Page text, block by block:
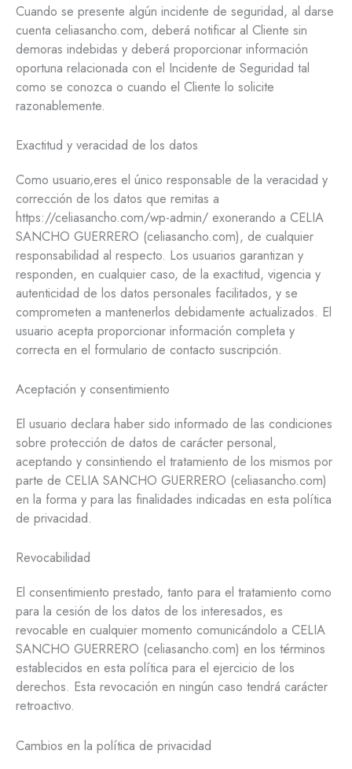
Cuando se presente algún incidente de seguridad, al darse
cuenta celiasancho.com, deberá notificar al Cliente sin
demoras indebidas y deberá proporcionar información
oportuna relacionada con el Incidente de Seguridad tal
como se conozca o cuando el Cliente lo solicite
razonablemente.
Exactitud y veracidad de los datos
Como usuario,eres el único responsable de la veracidad y
corrección de los datos que remitas a
https://celiasancho.com/wp-admin/ exonerando a CELIA
SANCHO GUERRERO (celiasancho.com), de cualquier
responsabilidad al respecto. Los usuarios garantizan y
responden, en cualquier caso, de la exactitud, vigencia y
autenticidad de los datos personales facilitados, y se
comprometen a mantenerlos debidamente actualizados. El
usuario acepta proporcionar información completa y
correcta en el formulario de contacto suscripción.
Aceptación y consentimiento
El usuario declara haber sido informado de las condiciones
sobre protección de datos de carácter personal,
aceptando y consintiendo el tratamiento de los mismos por
parte de CELIA SANCHO GUERRERO (celiasancho.com)
en la forma y para las finalidades indicadas en esta política
de privacidad.
Revocabilidad
El consentimiento prestado, tanto para el tratamiento como
para la cesión de los datos de los interesados, es
revocable en cualquier momento comunicándolo a CELIA
SANCHO GUERRERO (celiasancho.com) en los términos
establecidos en esta política para el ejercicio de los
derechos. Esta revocación en ningún caso tendrá carácter
retroactivo.
Cambios en la política de privacidad